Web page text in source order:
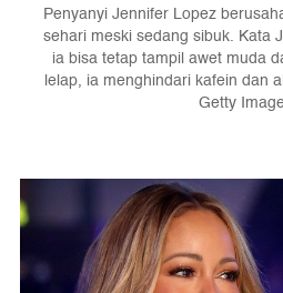
Penyanyi Jennifer Lopez
sehari meski sedang sibuk. Kata
ia bisa tetap tampil awet muda
lelap, ia menghindari kafein dan
Getty